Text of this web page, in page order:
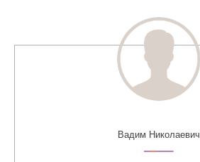
Вадим Николаевич